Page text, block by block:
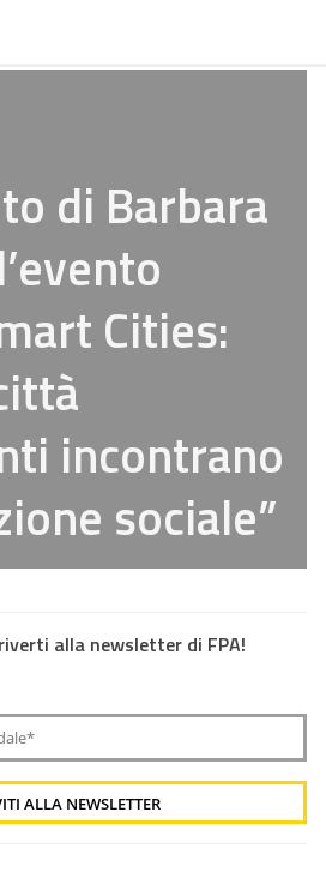
di Barbara
Cities:
incontrano
sociale”
alla newsletter di FPA!